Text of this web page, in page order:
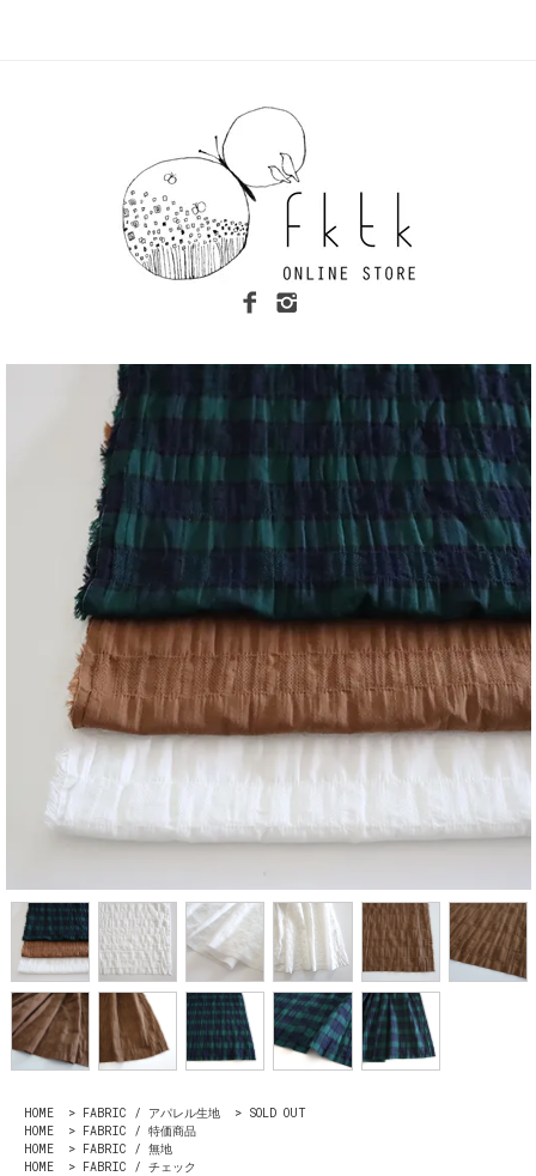
HOME > FABRIC / アパレル生地 > SOLD OUT
HOME
> FABRIC / 特価商品
HOME
> FABRIC / 無地
HOME
> FABRIC / チェック